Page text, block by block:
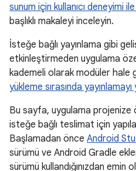
sunum için kullanıcı deneyimi
başlıklı makaleyi inceleyin.
İsteğe bağlı yayınlama gibi
etkinleştirmeden uygulama
kademeli olarak modüler hale
yükleme sırasında yayınlamayı
Bu sayfa, uygulama projenize
isteğe bağlı teslimat için
Başlamadan önce Android
sürümü ve Android Gradle
sürümü kullandığınızdan emin